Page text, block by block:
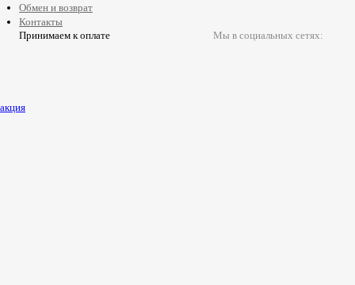
Обмен и возврат
Контакты
Мы в социальных сетях:
Принимаем к оплате
акция